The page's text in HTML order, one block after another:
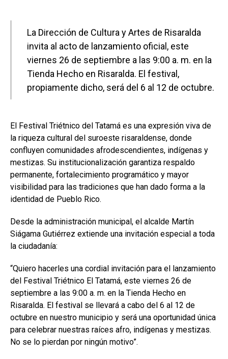
La Dirección de Cultura y Artes de Risaralda
invita al acto de lanzamiento oficial, este
viernes 26 de septiembre a las 9:00 a. m. en la
Tienda Hecho en Risaralda. El festival,
propiamente dicho, será del 6 al 12 de octubre.
El Festival Triétnico del Tatamá es una expresión viva de
la riqueza cultural del suroeste risaraldense, donde
confluyen comunidades afrodescendientes, indígenas y
mestizas. Su institucionalización garantiza respaldo
permanente, fortalecimiento programático y mayor
visibilidad para las tradiciones que han dado forma a la
identidad de Pueblo Rico.
Desde la administración municipal, el alcalde Martín
Siágama Gutiérrez extiende una invitación especial a toda
la ciudadanía:
“Quiero hacerles una cordial invitación para el lanzamiento
del Festival Triétnico El Tatamá, este viernes 26 de
septiembre a las 9:00 a. m. en la Tienda Hecho en
Risaralda. El festival se llevará a cabo del 6 al 12 de
octubre en nuestro municipio y será una oportunidad única
para celebrar nuestras raíces afro, indígenas y mestizas.
No se lo pierdan por ningún motivo”.